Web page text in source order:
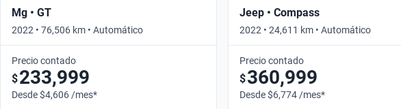
Mg • GT
2022 • 76,506 km • Automático
Precio contado
$233,999
Desde $4,606 /mes*
Jeep • Compass
2022 • 24,611 km • Automático
Precio contado
$360,999
Desde $6,774 /mes*